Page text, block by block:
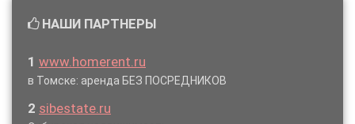
НАШИ ПАРТНЕРЫ
1 www.homerent.ru
в Томске: аренда БЕЗ ПОСРЕДНИКОВ
2 sibestate.ru